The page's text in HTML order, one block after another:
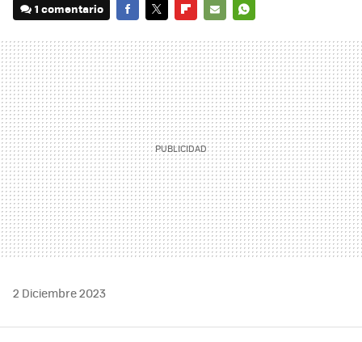
1 comentario
MAIL
2 Diciembre 2023